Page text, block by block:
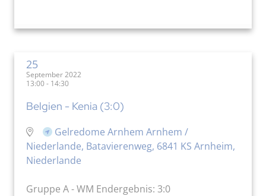
25
September 2022
13:00 - 14:30
Belgien - Kenia (3:0)
Gelredome Arnhem Arnhem /
Niederlande, Batavierenweg, 6841 KS Arnheim,
Niederlande
Gruppe A - WM Endergebnis: 3:0